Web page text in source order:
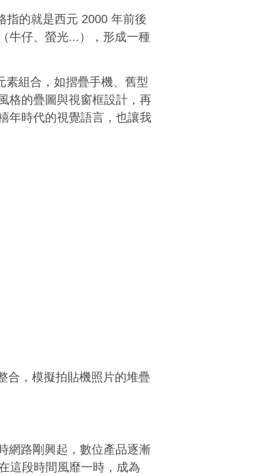
指的就是西元 2000 年前後
牛仔、螢光...），形成一種
素組合，如摺疊手機、舊型
格的疊圖與視窗框設計，再
年時代的視覺語言，也讓我
合，模擬拍貼機照片的堆疊
網路剛興起，數位產品逐漸
這段時間風靡一時，成為